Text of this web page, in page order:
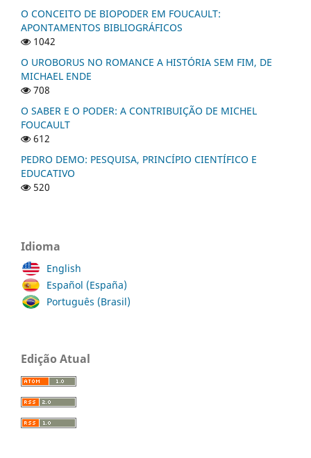
O CONCEITO DE BIOPODER EM FOUCAULT:
APONTAMENTOS BIBLIOGRÁFICOS
1042
O UROBORUS NO ROMANCE A HISTÓRIA SEM FIM, DE
MICHAEL ENDE
708
O SABER E O PODER: A CONTRIBUIÇÃO DE MICHEL
FOUCAULT
612
PEDRO DEMO: PESQUISA, PRINCÍPIO CIENTÍFICO E
EDUCATIVO
520
Idioma
English
Español (España)
Português (Brasil)
Edição Atual